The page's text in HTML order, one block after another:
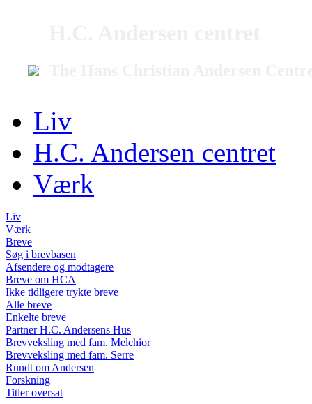
Liv
H.C. Andersen centret
Værk
Liv
Værk
Breve
Søg i brevbasen
Afsendere og modtagere
Breve om HCA
Ikke tidligere trykte breve
Alle breve
Enkelte breve
Partner H.C. Andersens Hus
Brevveksling med fam. Melchior
Brevveksling med fam. Serre
Rundt om Andersen
Forskning
Titler oversat